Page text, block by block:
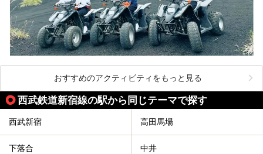
おすすめのアクティビティをもっと見る
西武鉄道新宿線の駅から同じテーマで探す
西武新宿 高田馬場
下落合 中井